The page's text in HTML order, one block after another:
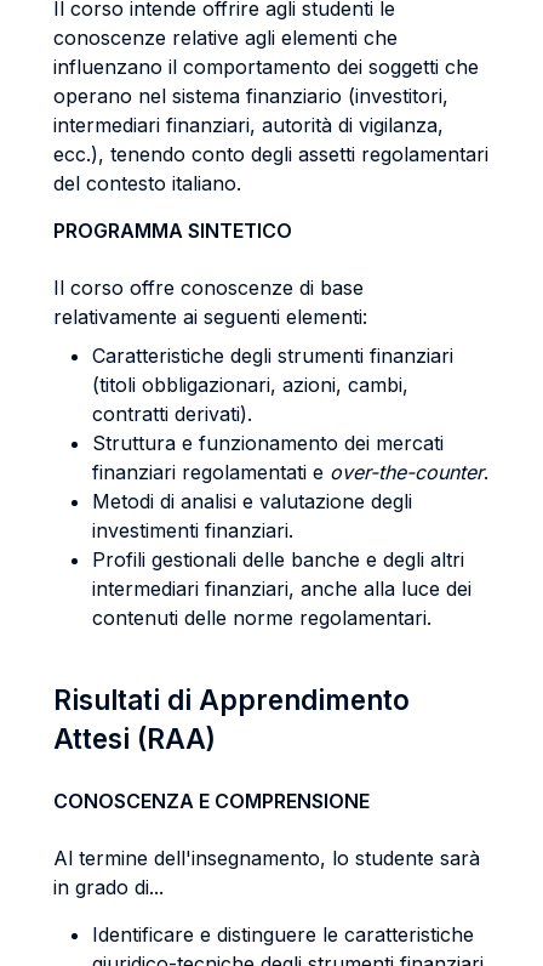
Il corso intende offrire agli studenti le
conoscenze relative agli elementi che
influenzano il comportamento dei soggetti che
operano nel sistema finanziario (investitori,
intermediari finanziari, autorità di vigilanza,
ecc.), tenendo conto degli assetti regolamentari
del contesto italiano.
PROGRAMMA SINTETICO
Il corso offre conoscenze di base
relativamente ai seguenti elementi:
Caratteristiche degli strumenti finanziari
(titoli obbligazionari, azioni, cambi,
contratti derivati).
Struttura e funzionamento dei mercati
finanziari regolamentati e over-the-counter.
Metodi di analisi e valutazione degli
investimenti finanziari.
Profili gestionali delle banche e degli altri
intermediari finanziari, anche alla luce dei
contenuti delle norme regolamentari.
Risultati di Apprendimento
Attesi (RAA)
CONOSCENZA E COMPRENSIONE
Al termine dell'insegnamento, lo studente sarà
in grado di...
Identificare e distinguere le caratteristiche